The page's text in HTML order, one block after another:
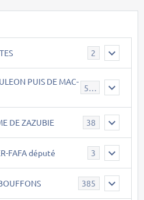
2
PUIS DE MAC-
543
DE ZAZUBIE 38
FAFA député 3
385